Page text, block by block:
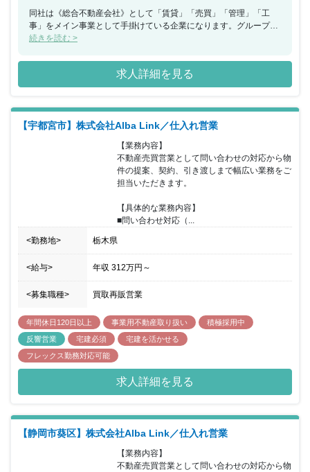
同社は《総合不動産会社》として「賃貸」「売買」「管理」「工
事」をメイン事業として手掛けている企業になります。グループ会
社の立川ハウス工業は設立55年以上の歴史があり、グループ会社と
第二創業期を迎え更なる成長を遂げています。創業以来16期連続黒
字と業績も好調に推移しており《新宿No.1》を目指して事業の拡大
を進めている最中となっています。今回の採用についても業績拡大
に成長を目指してくれる仲間を求めています。これまでの経験は一
切問わず人柄重視の採用となります。人物・ポテンシャル重視の選
われることなく、様々なことにチャレンジしていただける方にはお
勧めの案件となります。営業は反響営業・リピート・紹介が多くな
っているため、集客には困ることはなく未経験でも挑戦しやすく、
成果に繋がりやすい環境が整っています。
続きを読む >
求人詳細を見る
【宇都宮市】株式会社Alba Link／仕入れ営業
【業務内容】
不動産売買営業として問い合わせの対応から物
件の提案、契約、引き渡しまで幅広い業務をご
担当いただきます。
【具体的な業務内容】
■問い合わせ対応（...
<勤務地> 栃木県
<給与> 年収 312万円 ～
<募集職種> 買取再販営業
年間休日120日以上 事業用不動産取り扱い
積極採用中
反響営業
宅建必須
宅建を活かせる
フレックス勤務対応可能
求人詳細を見る
【静岡市葵区】株式会社Alba Link／仕入れ営業
【業務内容】
不動産売買営業として問い合わせの対応から物